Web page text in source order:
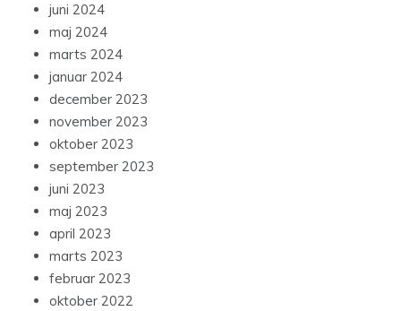
juni 2024
maj 2024
marts 2024
januar 2024
december 2023
november 2023
oktober 2023
september 2023
juni 2023
maj 2023
april 2023
marts 2023
februar 2023
oktober 2022